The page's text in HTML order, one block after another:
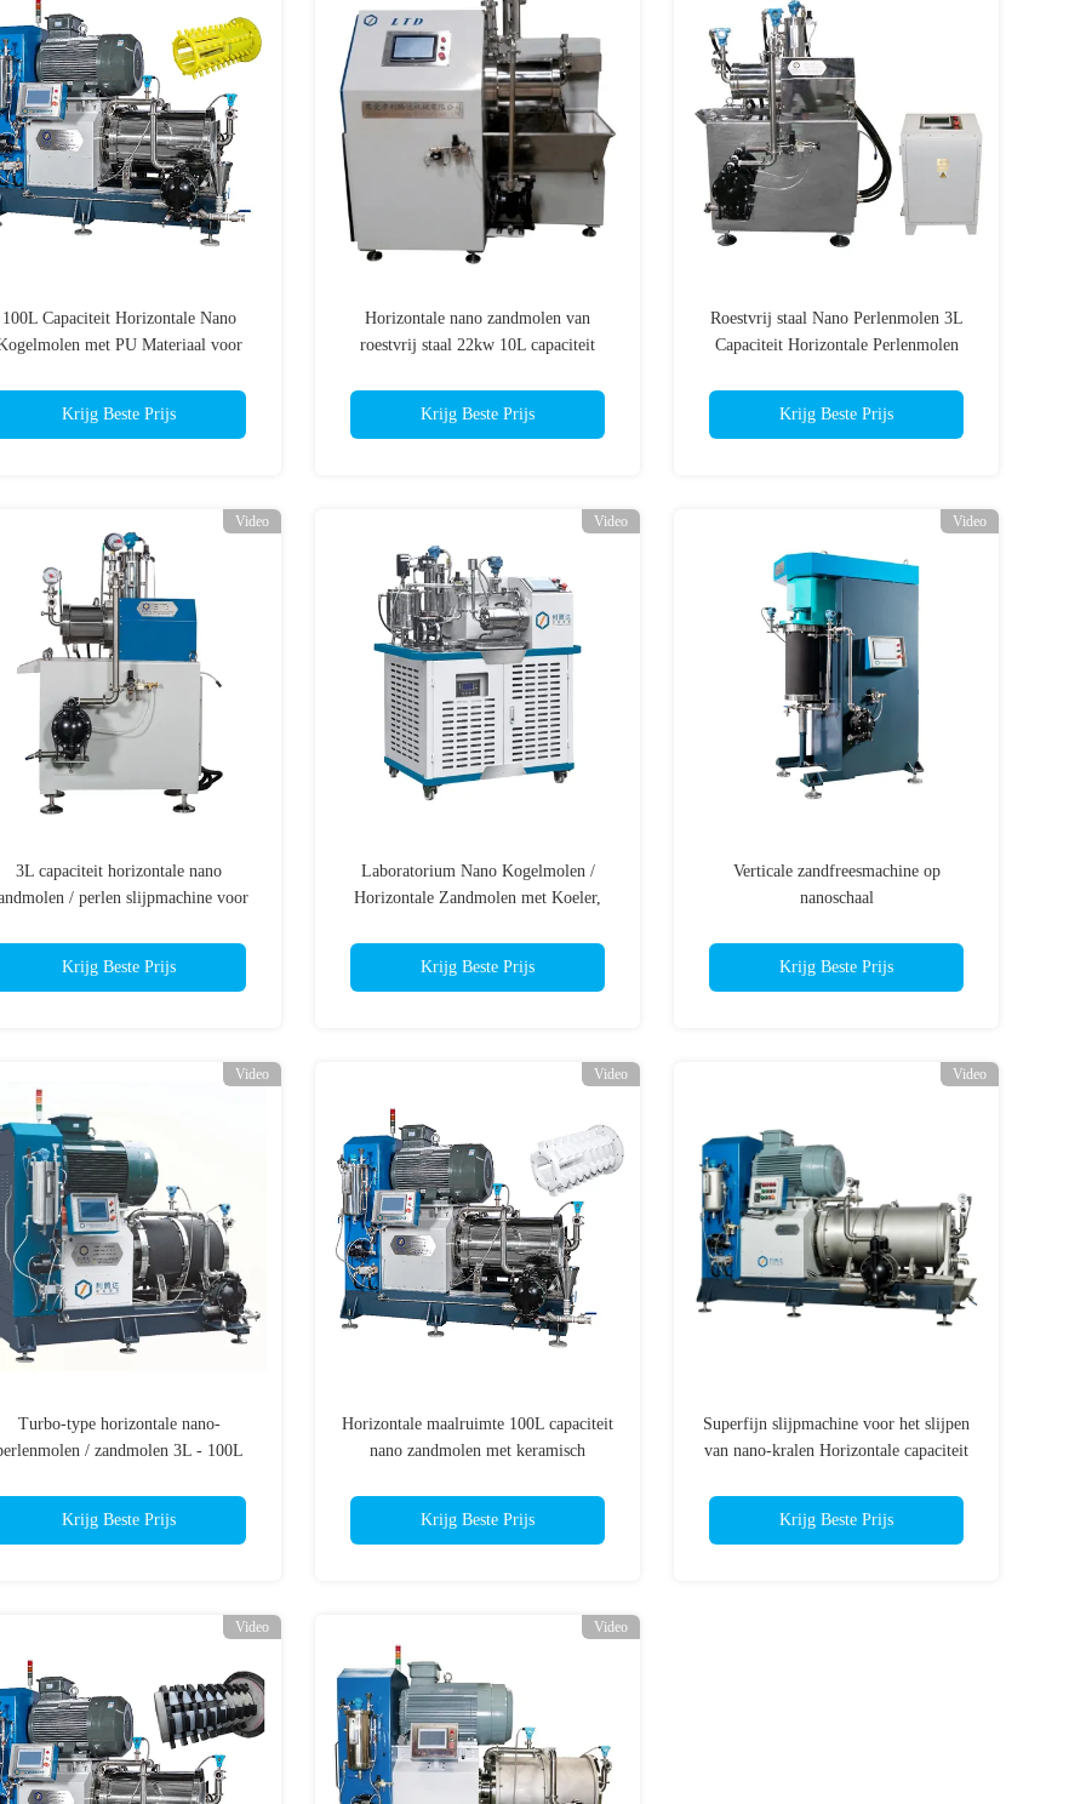
100L Capaciteit Horizontale Nano
met PU Materiaal voor
Krijg Beste Prijs
Horizontale nano zandmolen van
roestvrij staal 22kw 10L capaciteit
Krijg Beste Prijs
Roestvrij staal Nano Perlenmolen 3L
Capaciteit Horizontale Perlenmolen
Krijg Beste Prijs
Video
3L capaciteit horizontale nano
/ perlen slijpmachine voor
Krijg Beste Prijs
Video
Laboratorium Nano Kogelmolen /
Horizontale Zandmolen met Koeler,
Krijg Beste Prijs
Video
Verticale zandfreesmachine op
nanoschaal
Krijg Beste Prijs
Video
Turbo-type horizontale nano-
/ zandmolen 3L - 100L
Krijg Beste Prijs
Video
Horizontale maalruimte 100L capaciteit
nano zandmolen met keramisch
Krijg Beste Prijs
Video
Superfijn slijpmachine voor het slijpen
van nano-kralen Horizontale capaciteit
Krijg Beste Prijs
Video Video